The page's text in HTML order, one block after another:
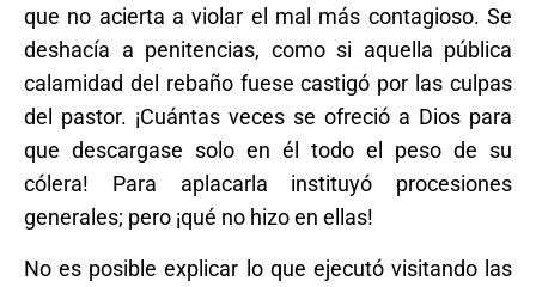
que no acierta a violar el mal más contagioso. Se
deshacía a penitencias, como si aquella pública
calamidad del rebaño fuese castigó por las culpas
del pastor. ¡Cuántas veces se ofreció a Dios para
que descargase solo en él todo el peso de su
cólera! Para aplacarla instituyó procesiones
generales; pero ¡qué no hizo en ellas!
No es posible explicar lo que ejecutó visitando las